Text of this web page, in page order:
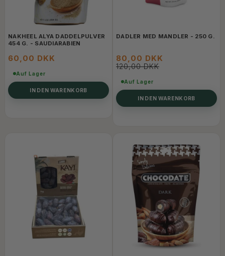
NAKHEEL ALYA DADDELPULVER
454 G. - SAUDIARABIEN
60,00 DKK
Auf Lager
IN DEN WARENKORB
DADLER MED MANDLER - 250 G.
80,00 DKK
120,00 DKK
Auf Lager
IN DEN WARENKORB